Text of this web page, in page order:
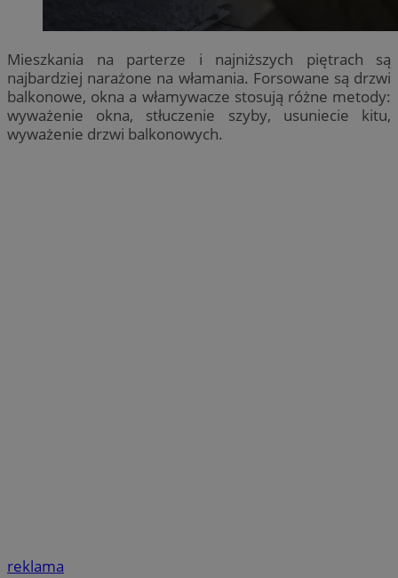
Mieszkania na parterze i najniższych piętrach są
najbardziej narażone na włamania. Forsowane są drzwi
balkonowe, okna a włamywacze stosują różne metody:
wyważenie okna, stłuczenie szyby, usuniecie kitu,
wyważenie drzwi balkonowych.
reklama